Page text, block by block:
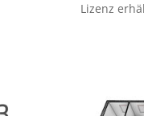
Lizenz